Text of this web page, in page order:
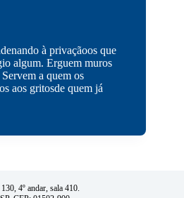
à privaçãoos que
algum. Erguem muros
a quem os
aos gritosde quem já
4º andar, sala 410.